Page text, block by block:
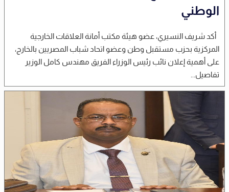
الوطني
أكد شريف النسيري، عضو هيئة مكتب أمانة العلاقات الخارجية
المركزية بحزب مستقبل وطن وعضو اتحاد شباب المصريين بالخارج،
على أهمية إعلان نائب رئيس الوزراء الفريق مهندس كامل الوزير
تفاصيل...